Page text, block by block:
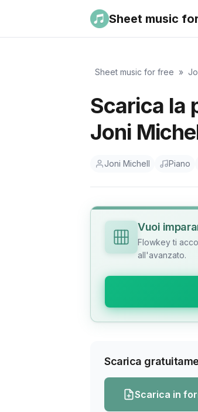
Sheet music
Sheet music for free »
Scarica la
Joni
Joni Michell Piano
Vuoi
Flowkey ti
all'avanzato.
Scarica
Scarica in